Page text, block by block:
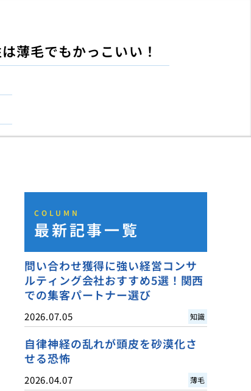
薄毛でもかっこいい！
COLUMN
最新記事一覧
問い合わせ獲得に強い経営コンサ
ルティング会社おすすめ5選！関西
での集客パートナー選び
2026.07.05 知識
自律神経の乱れが頭皮を砂漠化さ
せる恐怖
2026.04.07 薄毛